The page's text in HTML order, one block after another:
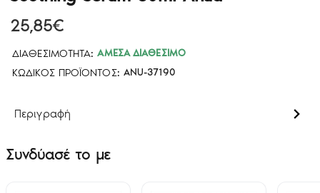
ΔΙΑΘΕΣΙΜΌΤΗΤΑ: ΆΜΕΣΑ ΔΙΑΘΈΣΙΜΟ
ΚΩΔΙΚΌΣ ΠΡΟΪΌΝΤΟΣ: ANU-37190
25,85€
Περιγραφή
Συνδύασέ το με